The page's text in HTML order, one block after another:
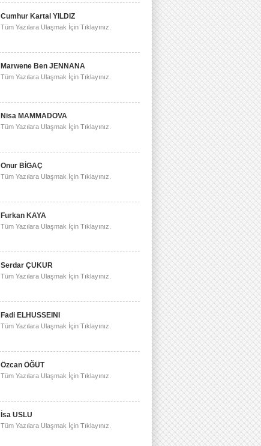
Cumhur Kartal YILDIZ
Tüm Yazılara Ulaşmak İçin Tıklayınız.
Marwene Ben JENNANA
Tüm Yazılara Ulaşmak İçin Tıklayınız.
Nisa MAMMADOVA
Tüm Yazılara Ulaşmak İçin Tıklayınız.
Onur BİGAÇ
Tüm Yazılara Ulaşmak İçin Tıklayınız.
Furkan KAYA
Tüm Yazılara Ulaşmak İçin Tıklayınız.
Serdar ÇUKUR
Tüm Yazılara Ulaşmak İçin Tıklayınız.
Fadi ELHUSSEINI
Tüm Yazılara Ulaşmak İçin Tıklayınız.
Özcan ÖĞÜT
Tüm Yazılara Ulaşmak İçin Tıklayınız.
İsa USLU
Tüm Yazılara Ulaşmak İçin Tıklayınız.